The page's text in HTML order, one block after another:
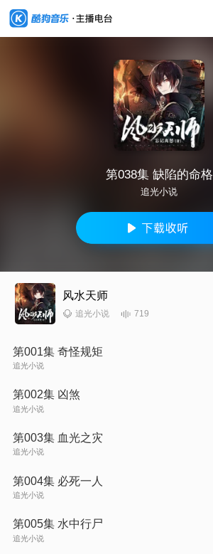
第038集 缺陷的命格
追光小说
风水天师
追光小说 719
第001集 奇怪规矩
追光小说
第002集 凶煞
追光小说
第003集 血光之灾
追光小说
第004集 必死一人
追光小说
第005集 水中行尸
追光小说